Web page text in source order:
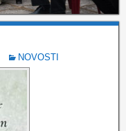
NOVOSTI